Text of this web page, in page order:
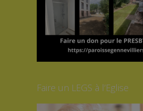
Faire un LEGS à l’Eglise